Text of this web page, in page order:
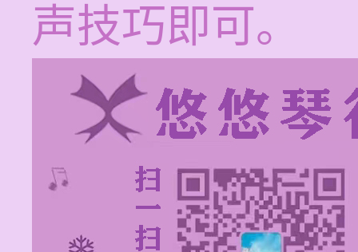
声技巧即可。